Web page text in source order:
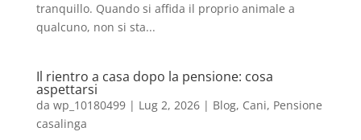
tranquillo. Quando si affida il proprio animale a
qualcuno, non si sta...
Il rientro a casa dopo la pensione: cosa
aspettarsi
da wp_10180499| Lug 2, 2026| Blog, Cani, Pensione
casalinga